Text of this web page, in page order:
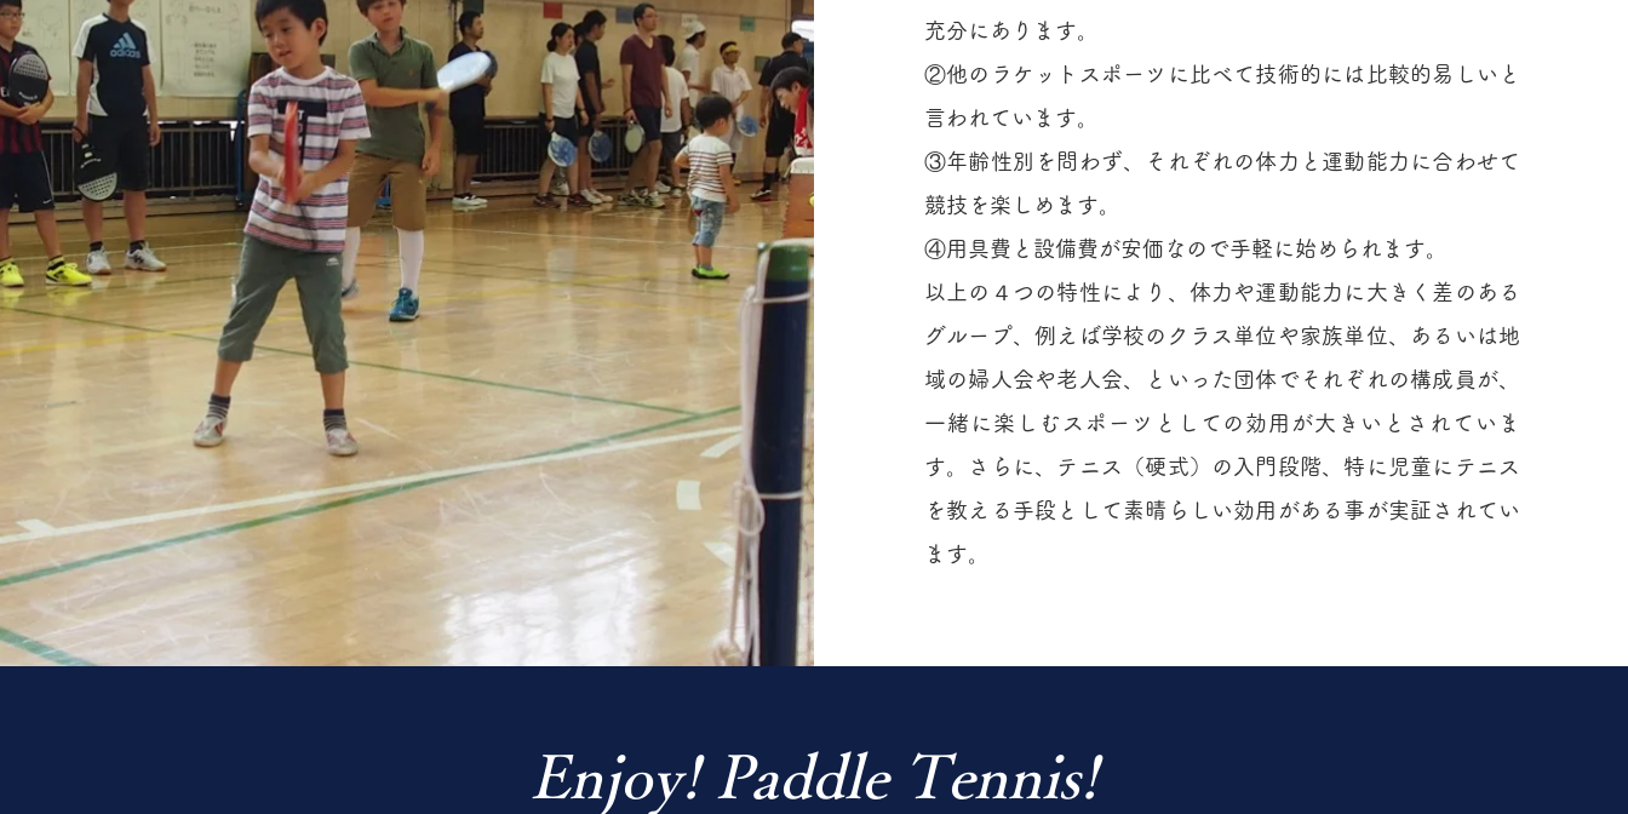
充分にあります。
②他のラケットスポーツに比べて技術的には比較的易しいと
言われています。
③年齢性別を問わず、それぞれの体力と運動能力に合わせて
競技を楽しめます。
④用具費と設備費が安価なので手軽に始められます。
以上の４つの特性により、体力や運動能力に大きく差のある
グループ、例えば学校のクラス単位や家族単位、あるいは地
域の婦人会や老人会、といった団体でそれぞれの構成員が、
一緒に楽しむスポーツとしての効用が大きいとされていま
す。さらに、テニス（硬式）の入門段階、特に児童にテニス
を教える手段として素晴らしい効用がある事が実証されてい
ます。
Enjoy! Paddle Tennis!